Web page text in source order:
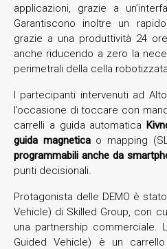
applicazioni, grazie a
Garantiscono inoltre un
grazie a una produttività 24
anche riducendo a zero la
perimetrali della cella
I partecipanti intervenuti ad
l’occasione di toccare con
carrelli a guida automatica
guida magneticao mapping
programmabili anche da
punti decisionali.
Protagonista delle DEMO è
Vehicle) di Skilled Group, con
una partnership commerciale.
Guided Vehicle) è un